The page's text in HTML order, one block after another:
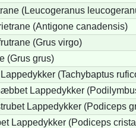
(Leucogeranus
(Antigone canadensis)
(Grus virgo)
(Grus grus)
(Tachybaptus
Lappedykker
Lappedykker (Podiceps
Lappedykker (Podiceps